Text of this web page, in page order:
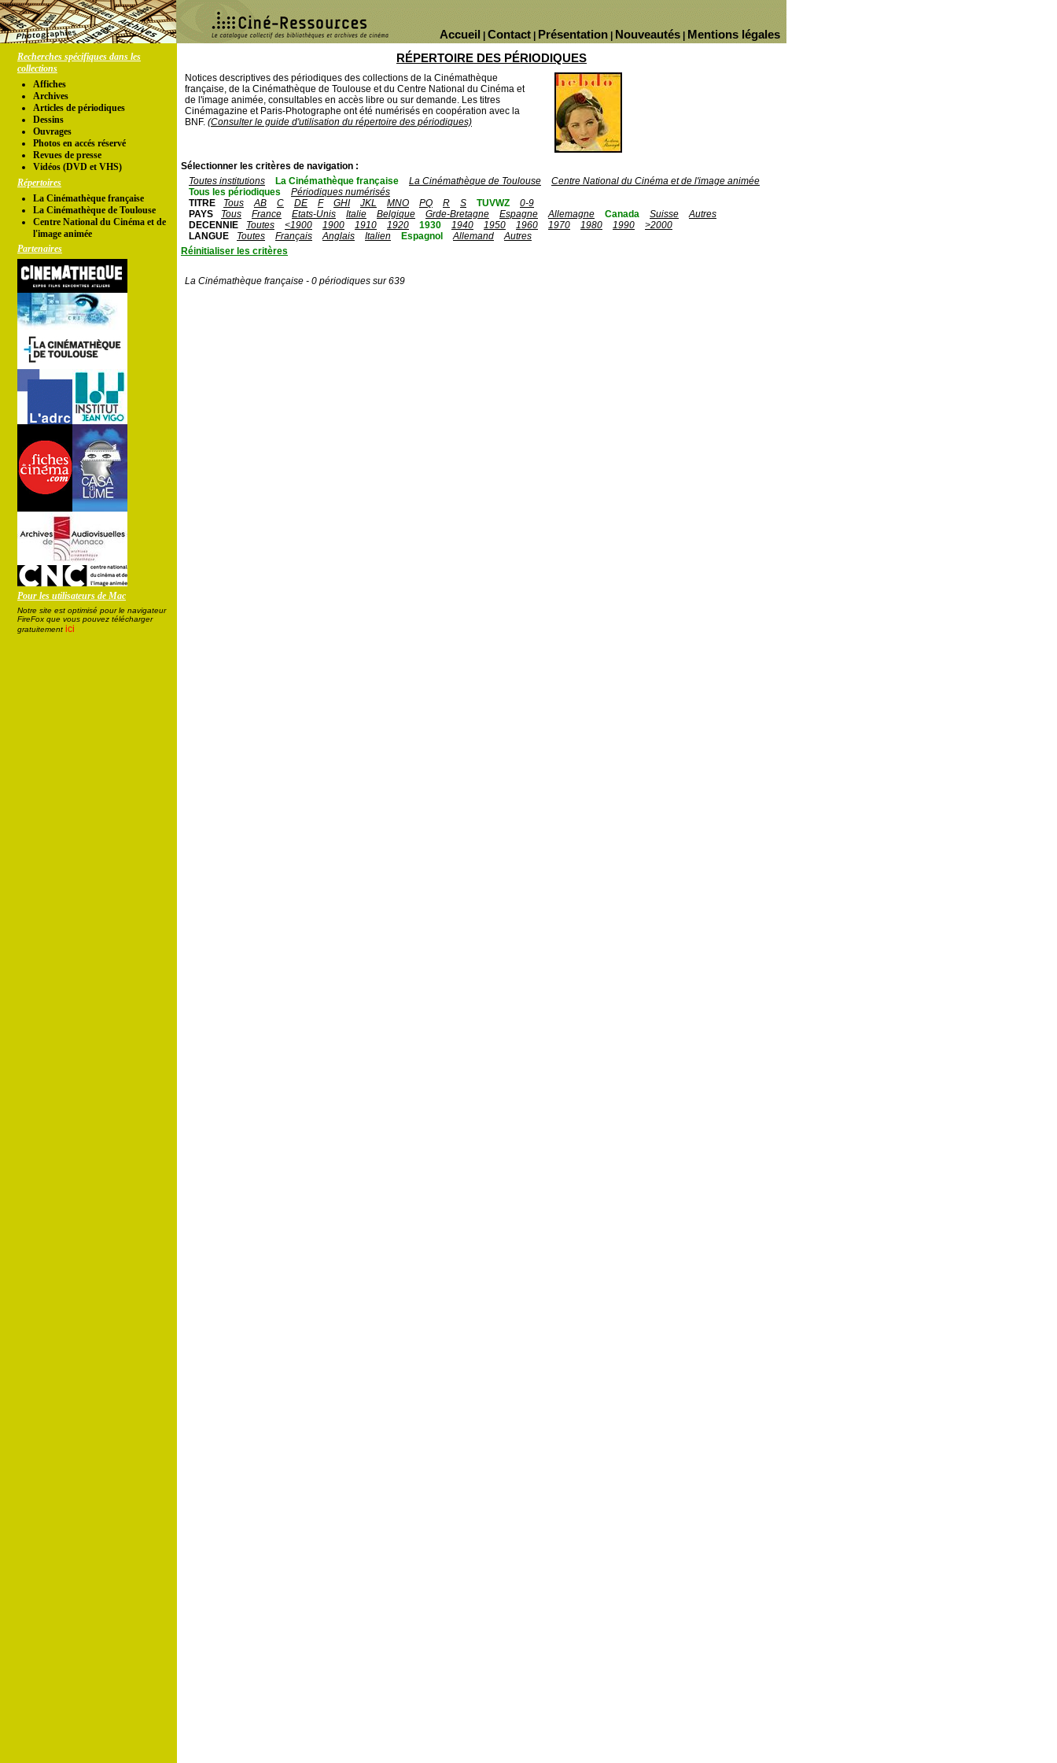
Mentions légales
Nouveautés
Présentation
Contact
Accueil
Recherches spécifiques dans les
collections
Affiches
Archives
Articles de périodiques
Dessins
Ouvrages
Photos en accés réservé
Revues de presse
Vidéos (DVD et VHS)
Répertoires
La Cinémathèque française
La Cinémathèque de Toulouse
Centre National du Cinéma et de
l'image animée
Partenaires
Pour les utilisateurs de Mac
Notre site est optimisé pour le navigateur
FireFox que vous pouvez télécharger
gratuitement ici
RÉPERTOIRE DES PÉRIODIQUES
Notices descriptives des périodiques des collections de la Cinémathèque
française, de la Cinémathèque de Toulouse et du Centre National du Cinéma et
de l'image animée, consultables en accès libre ou sur demande. Les titres
Cinémagazine et Paris-Photographe ont été numérisés en coopération avec la
BNF. (Consulter le guide d'utilisation du répertoire des périodiques)
Sélectionner les critères de navigation :
Toutes institutions
La Cinémathèque française La Cinémathèque de Toulouse
Centre National du Cinéma et de l'image animée
Tous les périodiques
Périodiques numérisés
TITRE
Tous AB C DE F GHI JKL MNO PQ R S TUVWZ
0-9
PAYS
Tous France Etats-Unis Italie Belgique Grde-Bretagne Espagne Allemagne Canada Suisse
Autres
DECENNIE
Toutes <1900 1900 1910 1920 1930 1940 1950 1960 1970 1980 1990
>2000
LANGUE
Toutes Français Anglais Italien Espagnol Allemand
Autres
Réinitialiser les critères
La Cinémathèque française - 0 périodiques sur 639